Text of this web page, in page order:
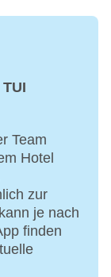
Team
Hotel
zur
je nach
finden